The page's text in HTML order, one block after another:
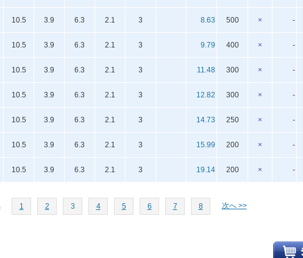
10.5 3.9 6.3 2.1 3 8.63 500 × -
10.5 3.9 6.3 2.1 3 9.79 400 × -
10.5 3.9 6.3 2.1 3 11.48 300 × -
10.5 3.9 6.3 2.1 3 12.82 300 × -
10.5 3.9 6.3 2.1 3 14.73 250 × -
10.5 3.9 6.3 2.1 3 15.99 200 × -
10.5 3.9 6.3 2.1 3 19.14 200 × -
1 2 3 4 5 6 7 8 次へ >>